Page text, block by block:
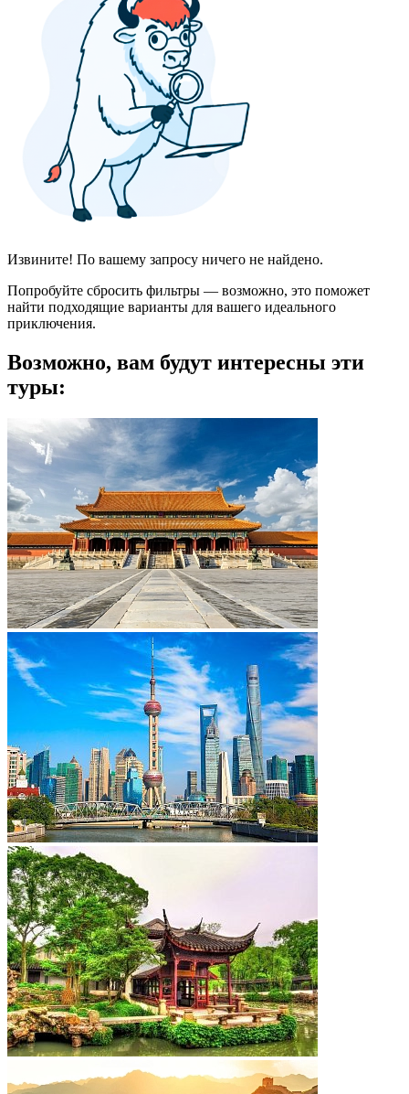
Извините! По вашему запросу ничего не найдено.
Попробуйте сбросить фильтры — возможно, это поможет
найти подходящие варианты для вашего идеального
приключения.
Возможно, вам будут интересны эти
туры: